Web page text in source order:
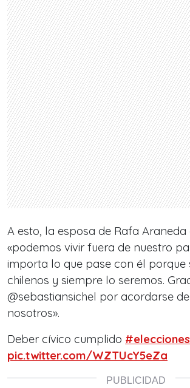
A esto, la esposa de Rafa
«podemos vivir fuera de nuestro
importa lo que pase con él porque
chilenos y siempre lo seremos.
⁦@sebastiansichel por acordarse
nosotros».
Deber cívico cumplido
pic.twitter.com/WZTUcY5eZa